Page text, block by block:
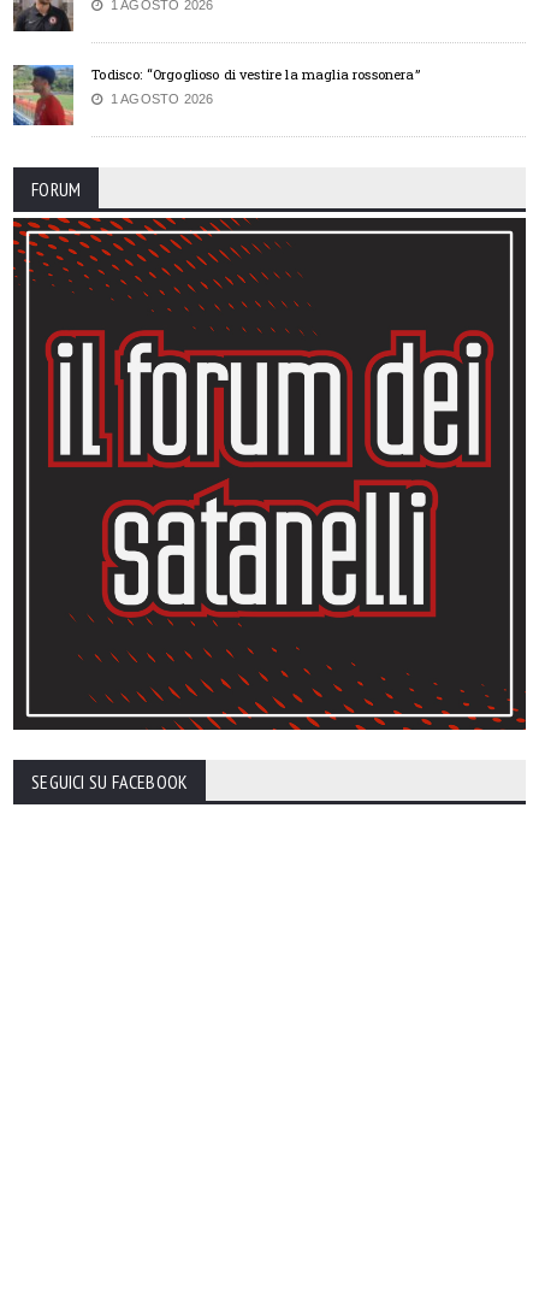
1 AGOSTO 2026
Todisco: “Orgoglioso di vestire la maglia rossonera”
1 AGOSTO 2026
FORUM
SEGUICI SU FACEBOOK